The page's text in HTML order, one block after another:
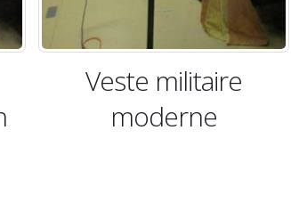
Veste militaire
moderne de marin